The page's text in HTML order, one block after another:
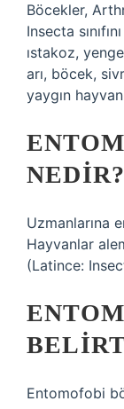
Böcekler,
Insecta
ıstakoz,
arı, böcek,
yaygın
NEDIR?
Uzmanlarına
Hayvanlar
(Latince:
Entomofobi